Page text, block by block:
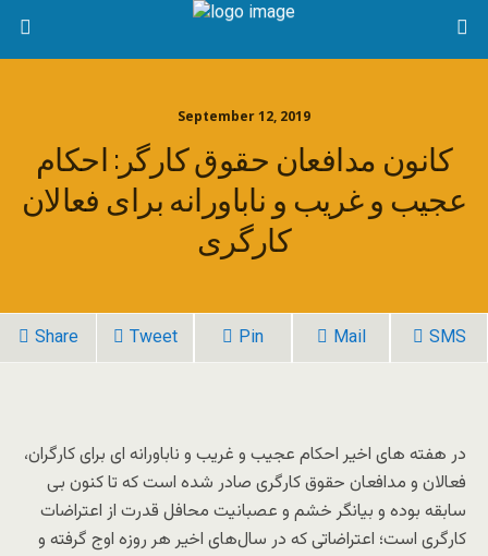
September 12, 2019
کانون مدافعان حقوق کارگر: احکام
عجیب و غریب و ناباورانه برای فعالان
کارگری
Share Tweet Pin Mail SMS
در هفته های اخیر احکام عجیب و غریب و ناباورانه ای برای کارگران،
فعالان و مدافعان حقوق کارگری صادر شده است که تا کنون بی
سابقه بوده و بیانگر خشم و عصبانیت محافل قدرت از اعتراضات
کارگری است؛ اعتراضاتی که در سال‌های اخیر هر روزه اوج گرفته و